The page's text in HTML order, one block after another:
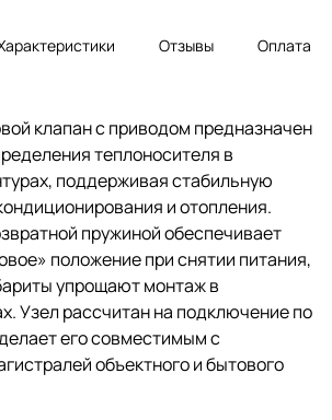
Отзывы Оплата
клапан с приводом предназначен
теплоносителя в
поддерживая стабильную
и отопления.
пружиной обеспечивает
положение при снятии питания,
упрощают монтаж в
Узел рассчитан на подключение по
его совместимым с
объектного и бытового